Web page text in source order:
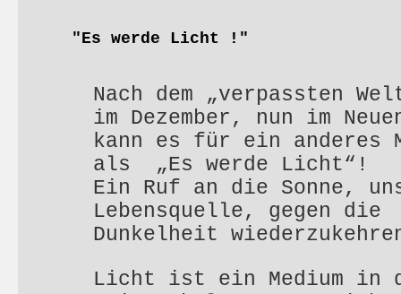
"Es werde Licht !"
Nach dem „verpassten
im Dezember, nun im
kann es für ein anderes
als „Es werde Licht“!
Ein Ruf an die Sonne,
Lebensquelle, gegen die
Dunkelheit
Licht ist ein Medium in